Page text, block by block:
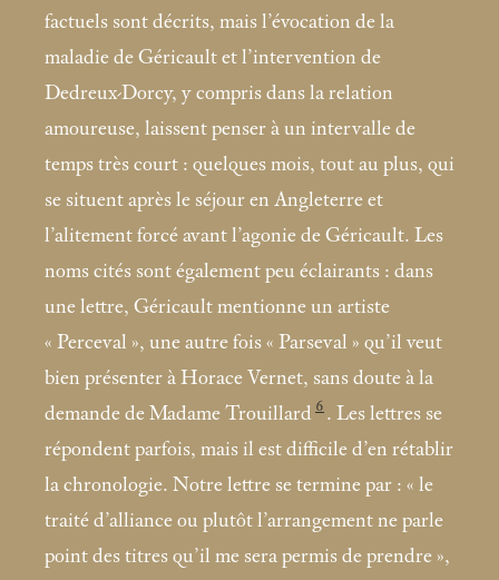
factuels sont décrits, mais l’évocation de la
maladie de Géricault et l’intervention de
Dedreux-Dorcy, y compris dans la relation
amoureuse, laissent penser à un intervalle de
temps très court : quelques mois, tout au plus, qui
se situent après le séjour en Angleterre et
l’alitement forcé avant l’agonie de Géricault. Les
noms cités sont également peu éclairants : dans
une lettre, Géricault mentionne un artiste
« Perceval », une autre fois « Parseval » qu’il veut
bien présenter à Horace Vernet, sans doute à la
demande de Madame Trouillard 6 . Les lettres se
répondent parfois, mais il est difficile d’en rétablir
la chronologie. Notre lettre se termine par : « le
traité d’alliance ou plutôt l’arrangement ne parle
point des titres qu’il me sera permis de prendre »,